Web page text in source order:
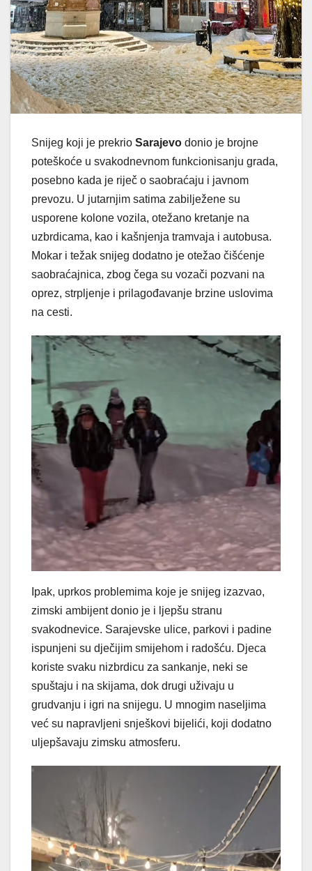
Snijeg koji je prekrio Sarajevo donio je brojne
poteškoće u svakodnevnom funkcionisanju grada,
posebno kada je riječ o saobraćaju i javnom
prevozu. U jutarnjim satima zabilježene su
usporene kolone vozila, otežano kretanje na
uzbrdicama, kao i kašnjenja tramvaja i autobusa.
Mokar i težak snijeg dodatno je otežao čišćenje
saobraćajnica, zbog čega su vozači pozvani na
oprez, strpljenje i prilagođavanje brzine uslovima
na cesti.
Ipak, uprkos problemima koje je snijeg izazvao,
zimski ambijent donio je i ljepšu stranu
svakodnevice. Sarajevske ulice, parkovi i padine
ispunjeni su dječijim smijehom i radošću. Djeca
koriste svaku nizbrdicu za sankanje, neki se
spuštaju i na skijama, dok drugi uživaju u
grudvanju i igri na snijegu. U mnogim naseljima
već su napravljeni snješkovi bijelići, koji dodatno
uljepšavaju zimsku atmosferu.